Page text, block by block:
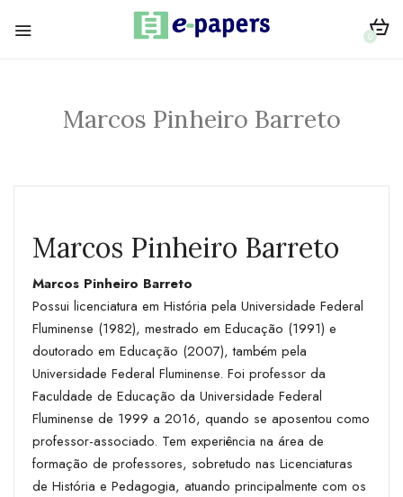
0
Marcos Pinheiro Barreto
Marcos Pinheiro Barreto
Marcos Pinheiro Barreto
Possui licenciatura em História pela Universidade Federal
Fluminense (1982), mestrado em Educação (1991) e
doutorado em Educação (2007), também pela
Universidade Federal Fluminense. Foi professor da
Faculdade de Educação da Universidade Federal
Fluminense de 1999 a 2016, quando se aposentou como
professor-associado. Tem experiência na área de
formação de professores, sobretudo nas Licenciaturas
de História e Pedagogia, atuando principalmente com os